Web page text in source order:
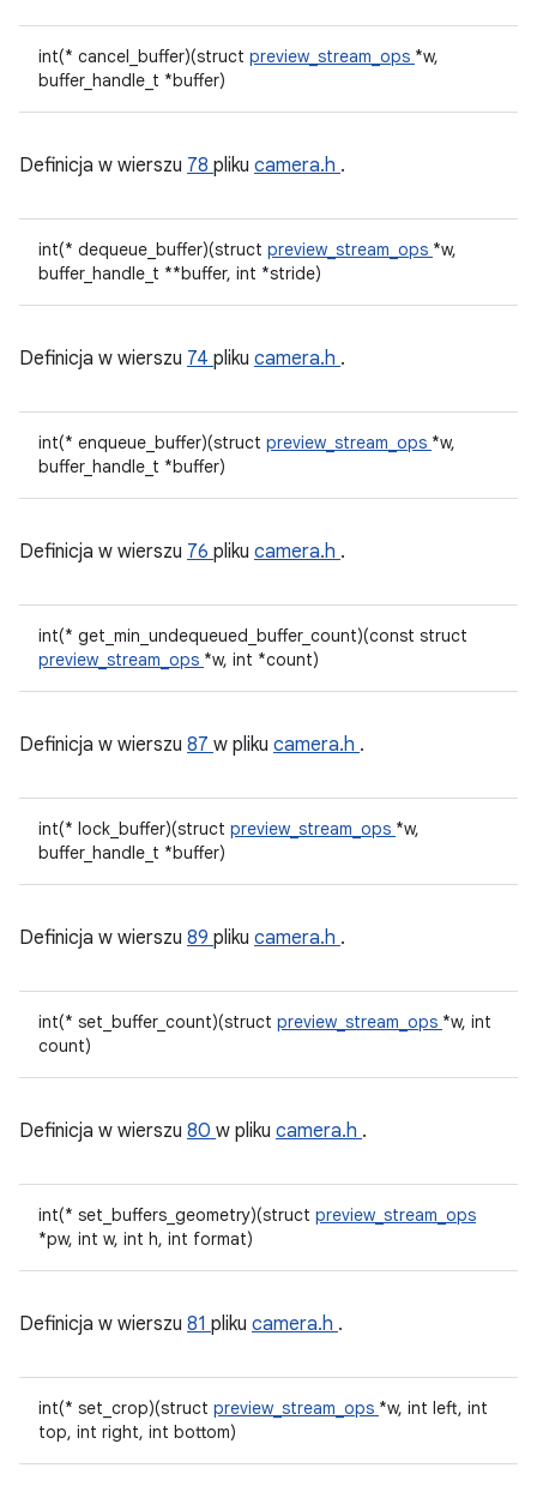
int(* cancel_buffer)(struct preview_stream_ops *w,
buffer_handle_t *buffer)
Definicja w wierszu 78 pliku camera.h .
int(* dequeue_buffer)(struct preview_stream_ops *w,
buffer_handle_t **buffer, int *stride)
Definicja w wierszu 74 pliku camera.h .
int(* enqueue_buffer)(struct preview_stream_ops *w,
buffer_handle_t *buffer)
Definicja w wierszu 76 pliku camera.h .
int(* get_min_undequeued_buffer_count)(const struct
preview_stream_ops *w, int *count)
Definicja w wierszu 87 w pliku camera.h .
int(* lock_buffer)(struct preview_stream_ops *w,
buffer_handle_t *buffer)
Definicja w wierszu 89 pliku camera.h .
int(* set_buffer_count)(struct preview_stream_ops *w, int
count)
Definicja w wierszu 80 w pliku camera.h .
int(* set_buffers_geometry)(struct preview_stream_ops
*pw, int w, int h, int format)
Definicja w wierszu 81 pliku camera.h .
int(* set_crop)(struct preview_stream_ops *w, int left, int
top, int right, int bottom)